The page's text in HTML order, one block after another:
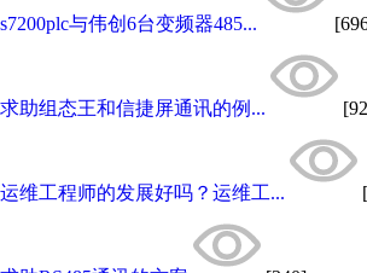
s7200plc与伟创6台变频器485...
求助组态王和信捷屏通讯的例...
运维工程师的发展好吗？运维工...